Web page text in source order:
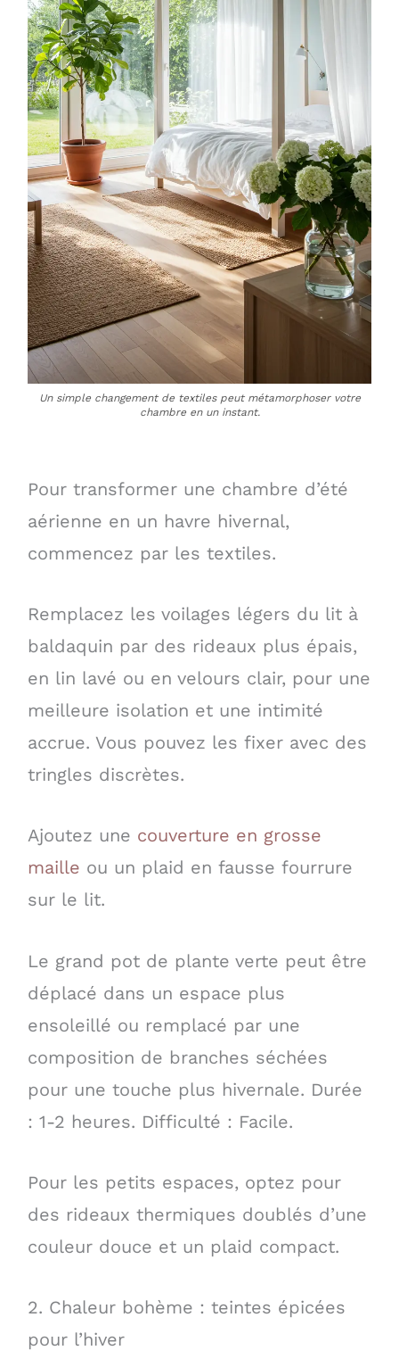
Un simple changement de textiles peut métamorphoser votre
chambre en un instant.
Pour transformer une chambre d’été
aérienne en un havre hivernal,
commencez par les textiles.
Remplacez les voilages légers du lit à
baldaquin par des rideaux plus épais,
en lin lavé ou en velours clair, pour une
meilleure isolation et une intimité
accrue. Vous pouvez les fixer avec des
tringles discrètes.
Ajoutez une couverture en grosse
maille ou un plaid en fausse fourrure
sur le lit.
Le grand pot de plante verte peut être
déplacé dans un espace plus
ensoleillé ou remplacé par une
composition de branches séchées
pour une touche plus hivernale. Durée
: 1-2 heures. Difficulté : Facile.
Pour les petits espaces, optez pour
des rideaux thermiques doublés d’une
couleur douce et un plaid compact.
2. Chaleur bohème : teintes épicées
pour l’hiver